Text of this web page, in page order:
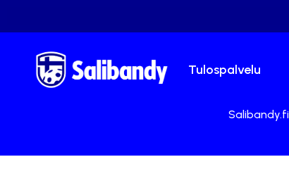
Tulospalvelu
Salibandy.fi